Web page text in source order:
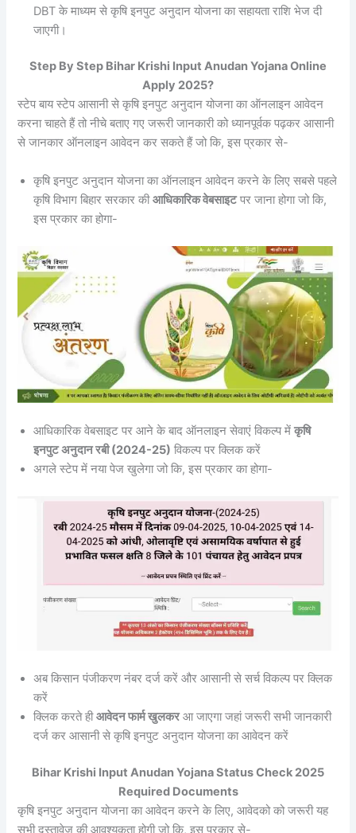
DBT के माध्यम से कृषि इनपुट अनुदान योजना का सहायता राशि भेज दी
जाएगी।
Step By Step Bihar Krishi Input Anudan Yojana Online
Apply 2025?
स्टेप बाय स्टेप आसानी से कृषि इनपुट अनुदान योजना का ऑनलाइन आवेदन
करना चाहते हैं तो नीचे बताए गए जरूरी जानकारी को ध्यानपूर्वक पढ़कर आसानी
से जानकार ऑनलाइन आवेदन कर सकते हैं जो कि, इस प्रकार से-
कृषि इनपुट अनुदान योजना का ऑनलाइन आवेदन करने के लिए सबसे पहले
कृषि विभाग बिहार सरकार कीआधिकारिक वेबसाइटपर जाना होगा जो कि,
इस प्रकार का होगा-
आधिकारिक वेबसाइट पर आने के बाद ऑनलाइन सेवाएं विकल्प मेंकृषि
इनपुट अनुदान रबी (2024-25) विकल्प पर क्लिक करें
अगले स्टेप में नया पेज खुलेगा जो कि, इस प्रकार का होगा-
अब किसान पंजीकरण नंबर दर्ज करें और आसानी से सर्च विकल्प पर क्लिक
करें
क्लिक करते हीआवेदन फार्म खुलकरआ जाएगा जहां जरूरी सभी जानकारी
दर्ज कर आसानी से कृषि इनपुट अनुदान योजना का आवेदन करें
Bihar Krishi Input Anudan Yojana Status Check 2025
Required Documents
कृषि इनपुट अनुदान योजना का आवेदन करने के लिए, आवेदको को जरूरी यह
सभी दस्तावेज की आवश्यकता होगी जो कि, इस प्रकार से-